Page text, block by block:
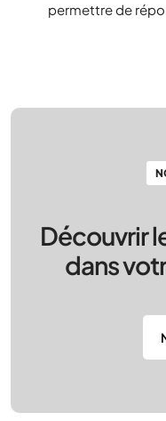
permettre de
Découvrir
dans